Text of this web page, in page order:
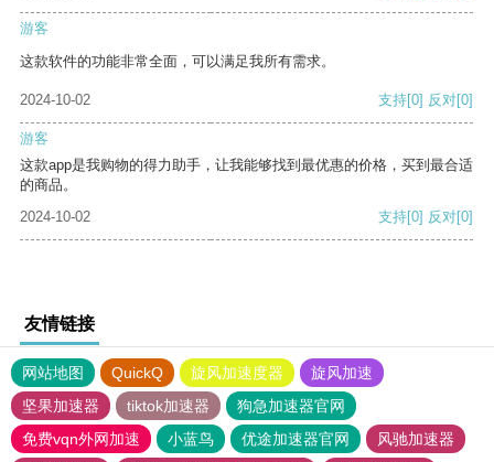
游客
这款软件的功能非常全面，可以满足我所有需求。
2024-10-02 支持[0] 反对[0]
游客
这款app是我购物的得力助手，让我能够找到最优惠的价格，买到最合适
的商品。
2024-10-02
支持[0] 反对[0]
友情链接
网站地图 QuickQ 旋风加速度器
旋风加速
坚果加速器
tiktok加速器
狗急加速器官网
免费vqn外网加速
小蓝鸟 优途加速器官网
风驰加速器